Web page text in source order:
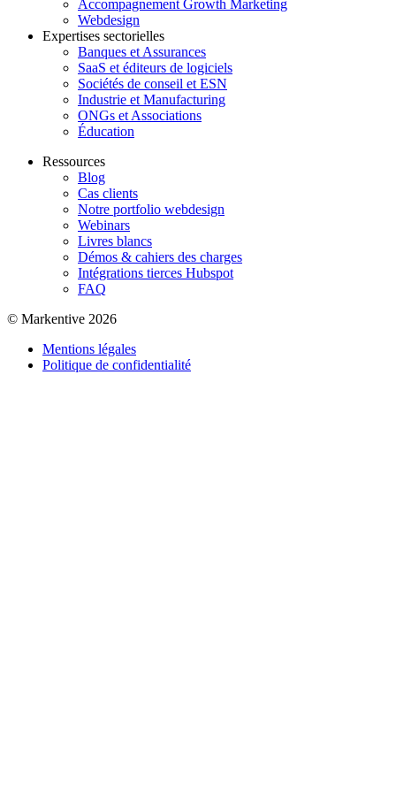
Accompagnement Growth Marketing
Webdesign
Expertises sectorielles
Banques et Assurances
SaaS et éditeurs de logiciels
Sociétés de conseil et ESN
Industrie et Manufacturing
ONGs et Associations
Éducation
Ressources
Blog
Cas clients
Notre portfolio webdesign
Webinars
Livres blancs
Démos & cahiers des charges
Intégrations tierces Hubspot
FAQ
© Markentive 2026
Mentions légales
Politique de confidentialité